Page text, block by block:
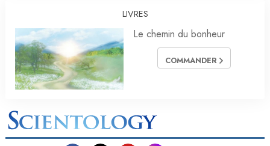
LIVRES
Le chemin du bonheur
COMMANDER